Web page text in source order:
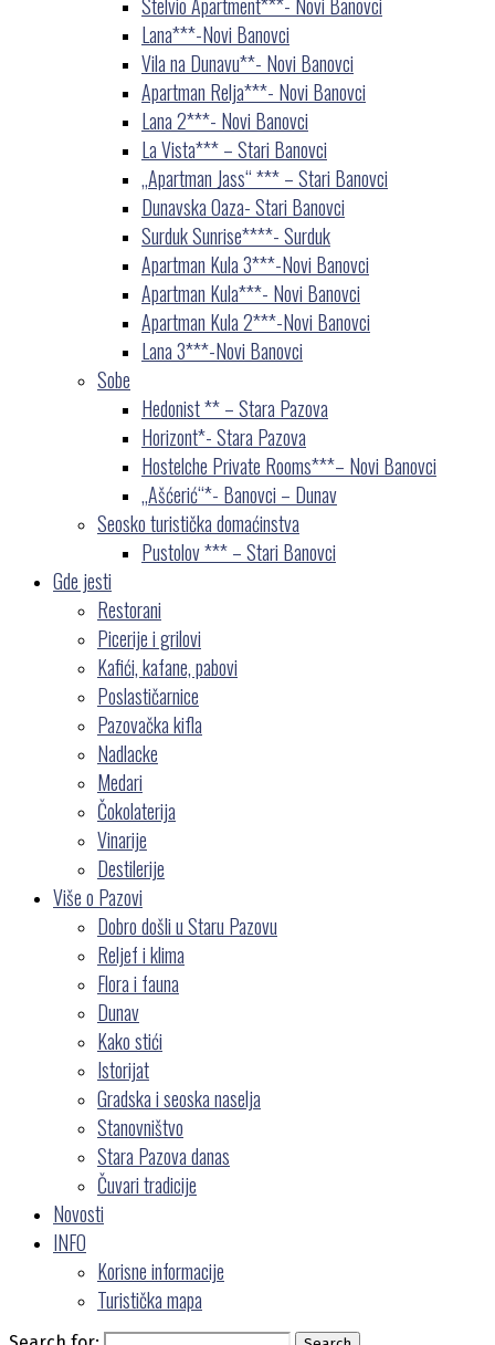
Lana***-Novi Banovci
Vila na Dunavu**- Novi Banovci
Apartman Relja***- Novi Banovci
Lana 2***- Novi Banovci
La Vista*** – Stari Banovci
„Apartman Jass“ *** – Stari Banovci
Dunavska Oaza- Stari Banovci
Surduk Sunrise****- Surduk
Apartman Kula 3***-Novi Banovci
Apartman Kula***- Novi Banovci
Apartman Kula 2***-Novi Banovci
Lana 3***-Novi Banovci
Sobe
Hedonist ** – Stara Pazova
Horizont*- Stara Pazova
Hostelche Private Rooms***– Novi Banovci
„Ašćerić“*- Banovci – Dunav
Seosko turistička domaćinstva
Pustolov *** – Stari Banovci
Gde jesti
Restorani
Picerije i grilovi
Kafići, kafane, pabovi
Poslastičarnice
Pazovačka kifla
Nadlacke
Medari
Čokolaterija
Vinarije
Destilerije
Više o Pazovi
Dobro došli u Staru Pazovu
Reljef i klima
Flora i fauna
Dunav
Kako stići
Istorijat
Gradska i seoska naselja
Stanovništvo
Stara Pazova danas
Čuvari tradicije
Novosti
INFO
Korisne informacije
Turistička mapa